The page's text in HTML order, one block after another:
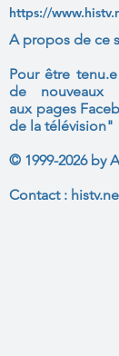
https://
A propos de ce
Pour être
de nouveaux
aux pages
de la télévision"
© 1999-2026by
Contact :